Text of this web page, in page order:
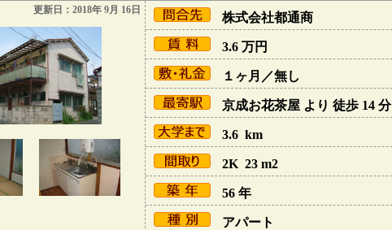
更新日：2018年 9月 16日
株式会社都通商
3.6 万円
１ヶ月／無し
京成お花茶屋 より 徒歩 14 分
3.6 km
2K 23 m2
56 年
アパート